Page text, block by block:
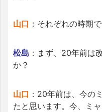
山口 ：それぞれの時期
松島 ：まず、20年前は
か？
山口 ：20年前は、今の
たと思います。今、ミ